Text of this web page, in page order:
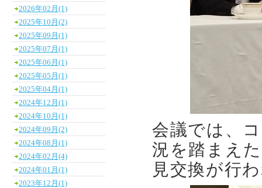
会議では、
況を踏まえ
見交換が行
2026年02月(1)
2025年10月(2)
2025年09月(1)
2025年07月(1)
2025年06月(1)
2025年05月(1)
2025年04月(1)
2024年12月(1)
2024年10月(1)
2024年09月(2)
2024年08月(1)
2024年02月(4)
2024年01月(1)
2023年12月(1)